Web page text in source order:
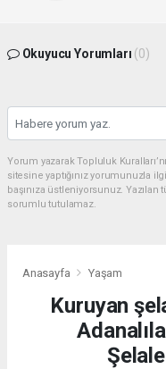
Okuyucu Yorumları (0)
Yorum yazarak Topluluk
sitesine yaptığınız yorumunuzla
başınıza üstleniyorsunuz.
sorumlu tutulamaz.
Anasayfa Yaşam
Kuruyan